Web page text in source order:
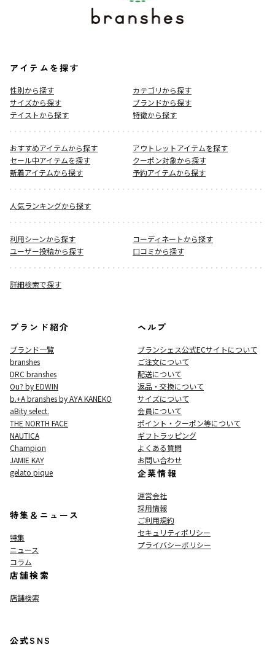
アイテムを探す
性別から探す
カテゴリから探す
サイズから探す
ブランドから探す
テイストから探す
特徴から探す
おすすめアイテムから探す
アウトレットアイテムを探す
セール中アイテムを探す
クーポン対象から探す
新着アイテムから探す
予約アイテムから探す
人気ランキングから探す
利用シーンから探す
コーディネートから探す
ユーザー投稿から探す
口コミから探す
詳細検索で探す
ブランド紹介
ブランド一覧
branshes
DRC branshes
Ou? by EDWIN
b.+A branshes by AYA KANEKO
aBity select.
THE NORTH FACE
NAUTICA
Champion
JAMIE KAY
gelato pique
特集＆ニュース
特集
ニュース
コラム
店舗検索
店舗検索
ヘルプ
ブランシェス公式ECサイトについて
ご注文について
配送について
返品・交換について
サイズについて
会員について
ポイント・クーポン等について
ギフトラッピング
よくある質問
お問い合わせ
企業情報
運営会社
採用情報
ご利用規約
セキュリティポリシー
プライバシーポリシー
公式SNS